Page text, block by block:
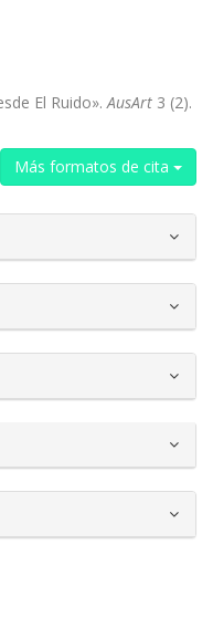
El Ruido». AusArt 3 (2).
Más formatos de cita